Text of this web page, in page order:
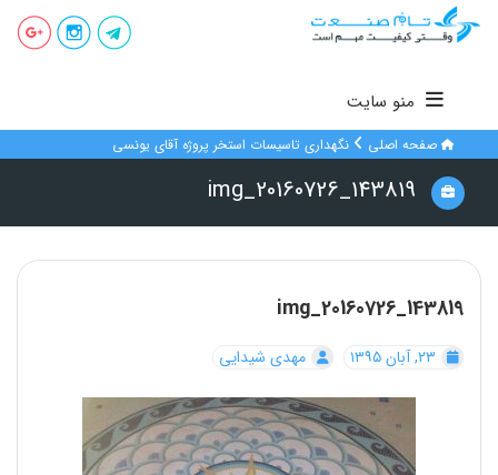
منو سایت
صفحه اصلی نگهداری تاسیسات استخر پروژه آقای یونسی
img_20160726_143819
img_20160726_143819
مهدی شیدایی